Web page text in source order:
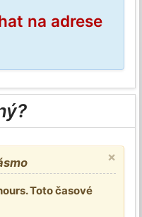
na adrese
×
Toto časové